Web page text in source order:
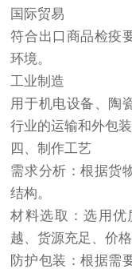
国际贸易
符合出口商品检疫
环境。
工业制造
用于机电设备、陶
行业的运输和外包装
四、制作工艺
需求分析：根据货
结构。
材料选取：选用
越、货源充足、价格
防护包装：根据需